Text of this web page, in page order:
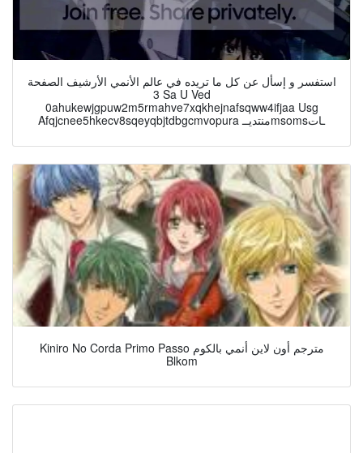
استفسر و إسأل عن كل ما تريده في عالم الأنمي الأرشيف الصفحة
3 Sa U Ved
0ahukewjgpuw2m5rmahve7xqkhejnafsqww4ifjaa Usg
Afqjcnee5hkecv8sqeyqbjtdbgcmvopura منتديــmsomsـات
Kiniro No Corda Primo Passo مترجم أون لاين أنمي بالكوم
Blkom